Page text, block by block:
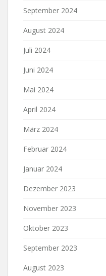
September 2024
August 2024
Juli 2024
Juni 2024
Mai 2024
April 2024
März 2024
Februar 2024
Januar 2024
Dezember 2023
November 2023
Oktober 2023
September 2023
August 2023